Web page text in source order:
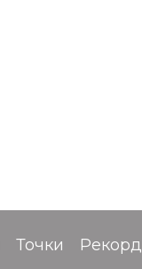
Точки Рекорд